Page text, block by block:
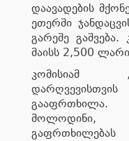
დაავადების
ეთერში
გარეშე გაშვება.
მაისს 2,500
კომისიამ
გააფრთხილა.